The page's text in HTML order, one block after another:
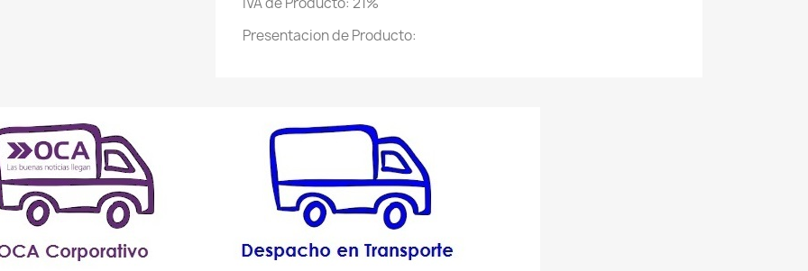
Presentacion de Producto: